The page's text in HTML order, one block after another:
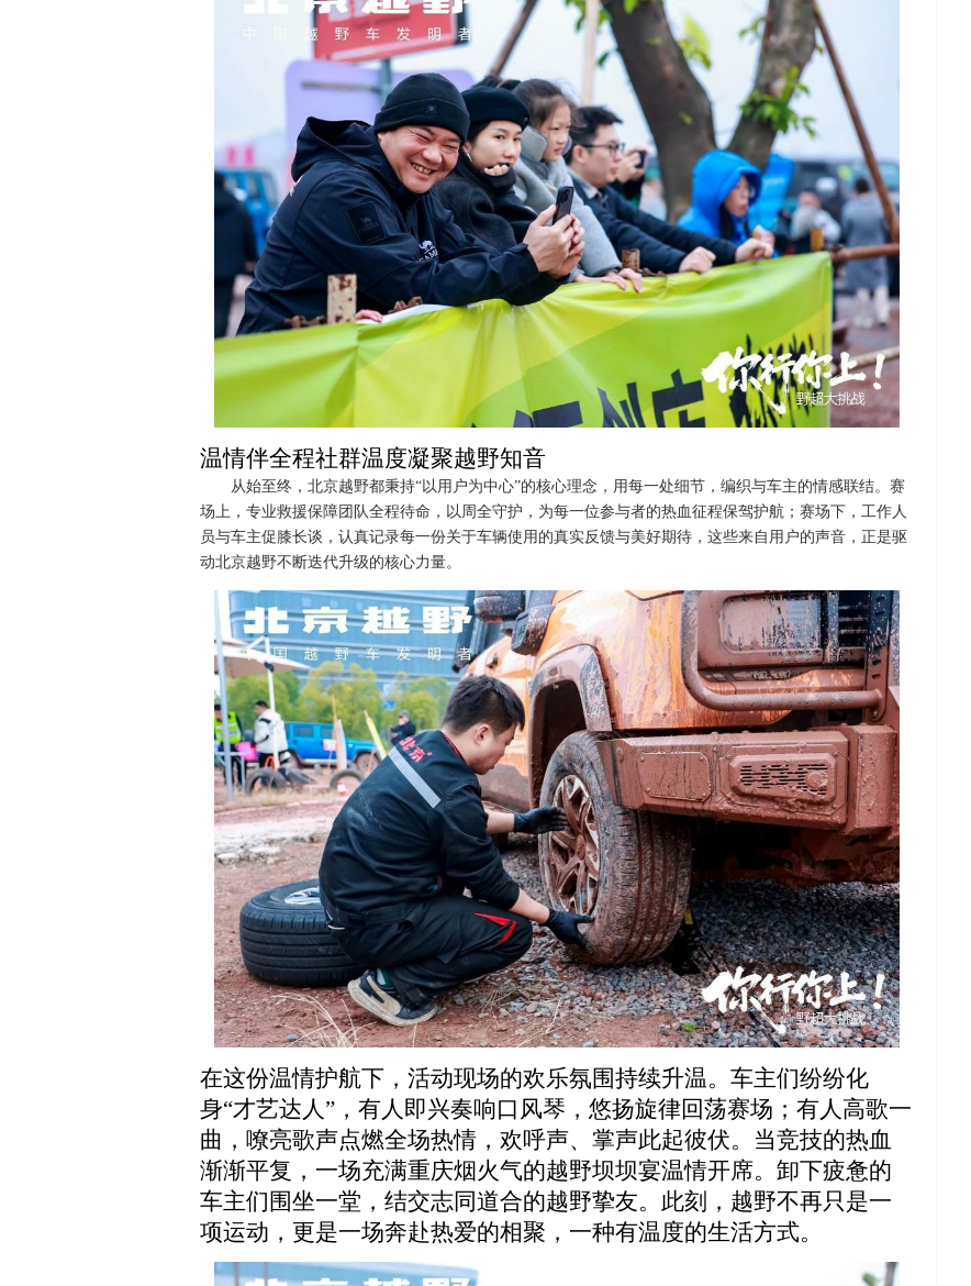
温情伴全程社群温度凝聚越野知音
从始至终，北京越野都秉持“以用户为中心”的核心理念，用每一处细节，编织与车主的情感联结。赛
场上，专业救援保障团队全程待命，以周全守护，为每一位参与者的热血征程保驾护航；赛场下，工作人
员与车主促膝长谈，认真记录每一份关于车辆使用的真实反馈与美好期待，这些来自用户的声音，正是驱
动北京越野不断迭代升级的核心力量。
在这份温情护航下，活动现场的欢乐氛围持续升温。车主们纷纷化
身“才艺达人”，有人即兴奏响口风琴，悠扬旋律回荡赛场；有人高歌一
曲，嘹亮歌声点燃全场热情，欢呼声、掌声此起彼伏。当竞技的热血
渐渐平复，一场充满重庆烟火气的越野坝坝宴温情开席。卸下疲惫的
车主们围坐一堂，结交志同道合的越野挚友。此刻，越野不再只是一
项运动，更是一场奔赴热爱的相聚，一种有温度的生活方式。